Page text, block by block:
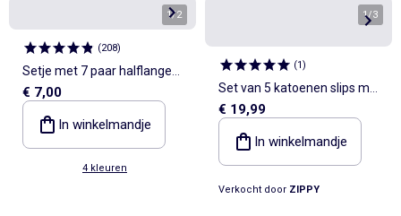
1/2
(208)
Setje met 7 paar halflange
sokken
€ 7,00
In winkelmandje
4 kleuren
1/3
(1)
Set van 5 katoenen slips met
de kleine zeemeermin
€ 19,99
In winkelmandje
Verkocht door ZIPPY